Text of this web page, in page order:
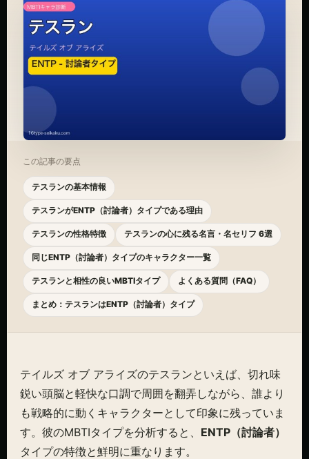
この記事の要点
テスランの基本情報
テスランがENTP（討論者）タイプである理由
テスランの性格特徴 テスランの心に残る名言・名セリフ 6選
同じENTP（討論者）タイプのキャラクター一覧
テスランと相性の良いMBTIタイプ よくある質問（FAQ）
まとめ：テスランはENTP（討論者）タイプ
テイルズ オブ アライズのテスランといえば、切れ味
鋭い頭脳と軽快な口調で周囲を翻弄しながら、誰より
も戦略的に動くキャラクターとして印象に残っていま
す。彼のMBTIタイプを分析すると、 ENTP（討論者）
タイプの特徴と鮮明に重なります。